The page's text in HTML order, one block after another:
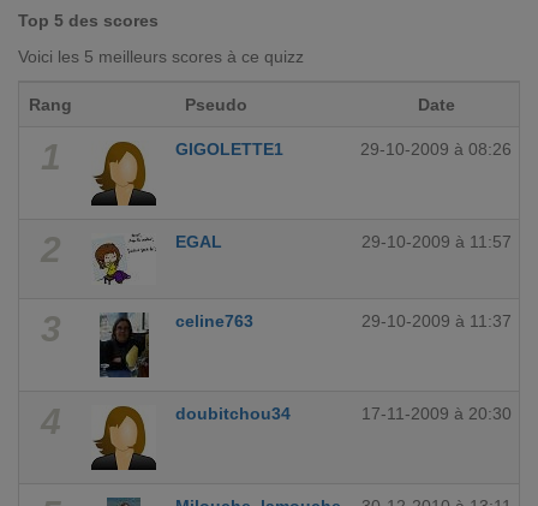
Top 5 des scores
Voici les 5 meilleurs scores à ce quizz
Rang Pseudo Date
1 GIGOLETTE1 29-10-2009 à 08:26
2 EGAL 29-10-2009 à 11:57
3 celine763 29-10-2009 à 11:37
4 doubitchou34 17-11-2009 à 20:30